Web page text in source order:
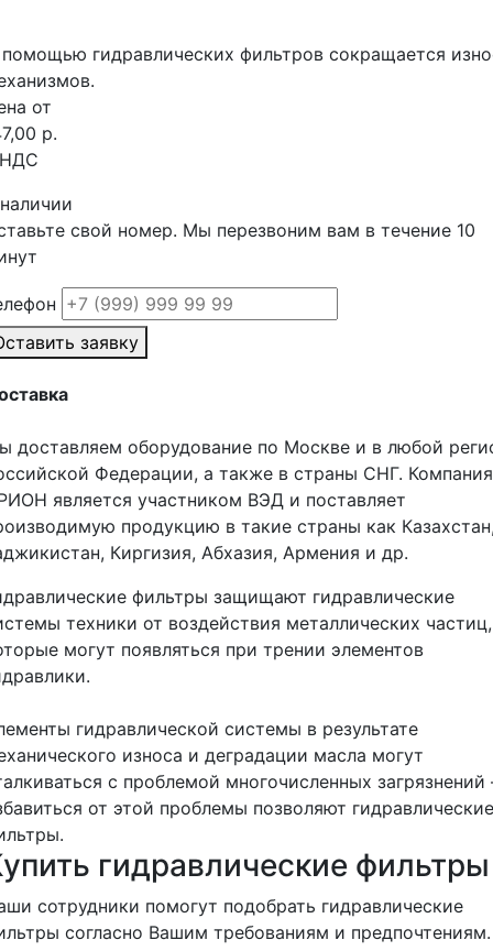
гидравлических фильтров сокращается
от
р.
свой номер. Мы перезвоним вам в течение 10
заявку
доставляем оборудование по Москве и в любой
Федерации, а также в страны СНГ. Компания
является участником ВЭД и поставляет
продукцию в такие страны как
Киргизия, Абхазия, Армения и др.
фильтры защищают гидравлические
техники от воздействия металлических частиц,
могут появляться при трении элементов
гидравлической системы в результате
износа и деградации масла могут
с проблемой многочисленных
от этой проблемы позволяют гидравлические
гидравлические фильтры
сотрудники помогут подобрать гидравлические
согласно Вашим требованиям и